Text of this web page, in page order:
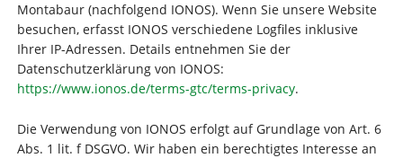
Montabaur (nachfolgend IONOS). Wenn Sie unsere Website
besuchen, erfasst IONOS verschiedene Logfiles inklusive
Ihrer IP-Adressen. Details entnehmen Sie der
Datenschutzerklärung von IONOS:
https://www.ionos.de/terms-gtc/terms-privacy.
Die Verwendung von IONOS erfolgt auf Grundlage von Art. 6
Abs. 1 lit. f DSGVO. Wir haben ein berechtigtes Interesse an